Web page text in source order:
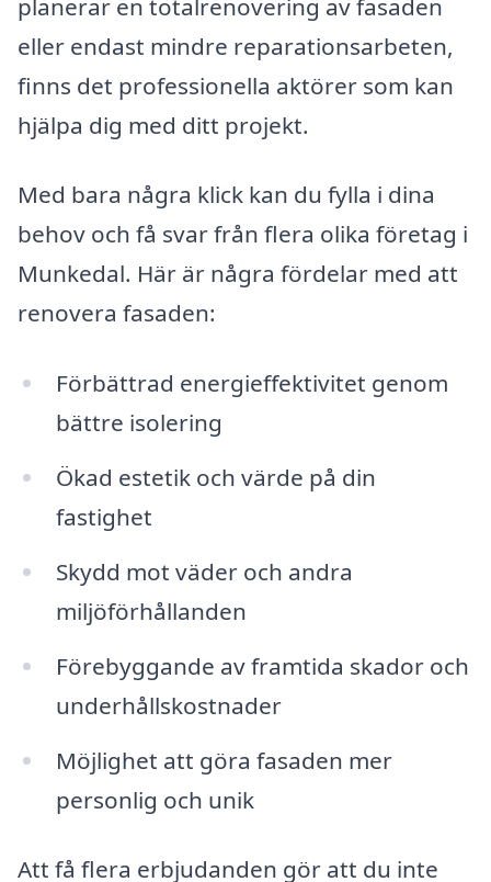
planerar en totalrenovering av fasaden
eller endast mindre reparationsarbeten,
finns det professionella aktörer som kan
hjälpa dig med ditt projekt.
Med bara några klick kan du fylla i dina
behov och få svar från flera olika företag i
Munkedal. Här är några fördelar med att
renovera fasaden:
Förbättrad energieffektivitet genom
bättre isolering
Ökad estetik och värde på din
fastighet
Skydd mot väder och andra
miljöförhållanden
Förebyggande av framtida skador och
underhållskostnader
Möjlighet att göra fasaden mer
personlig och unik
Att få flera erbjudanden gör att du inte